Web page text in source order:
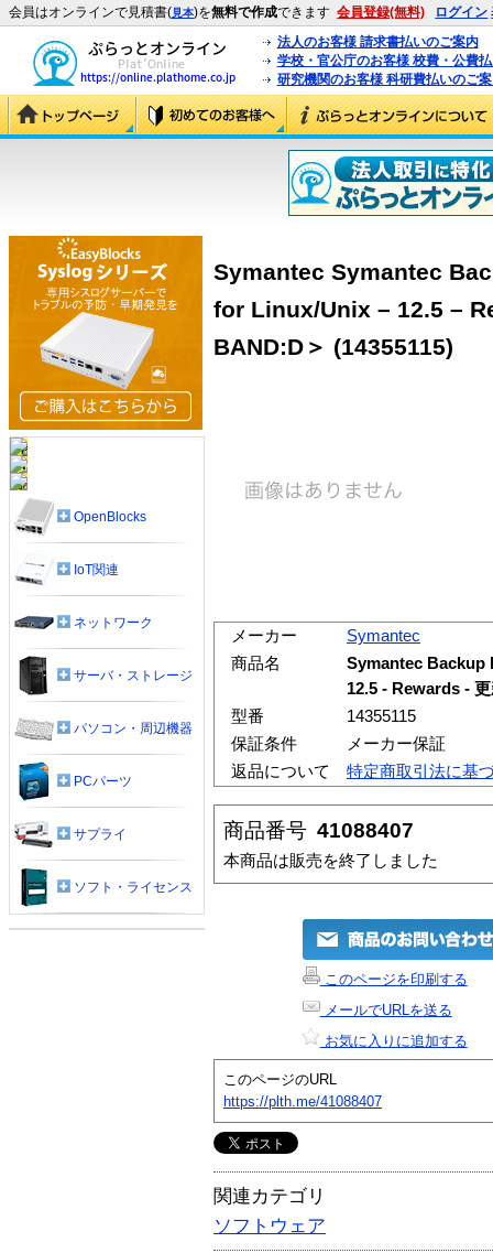
会員はオンラインで見積書(見本)を無料で作成できます 会員登録(無料) ログイン
法人のお客様 請求書払いのご案内
学校・官公庁のお客様 校費・公費
研究機関のお客様 科研費払いのご
Symantec Symantec
for Linux/Unix – 12.5 –
BAND:D＞ (14355115)
メーカー
Symantec
商品名
Symantec Backup
12.5 - Rewards -
型番
14355115
保証条件
メーカー保証
返品について
特定商取引法に基
商品番号 41088407
本商品は販売を終了しました
このページを印刷する
メールでURLを送る
お気に入りに追加する
このページのURL
https://plth.me/41088407
関連カテゴリ
ソフトウェア
OpenBlocks
IoT関連
ネットワーク
サーバ・ストレージ
パソコン・周辺機器
PCパーツ
サプライ
ソフト・ライセンス